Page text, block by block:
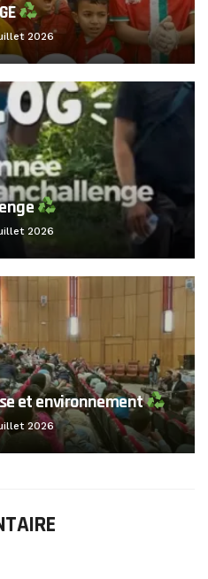
2026
2026
et environnement
2026